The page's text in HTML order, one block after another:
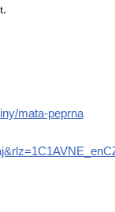
mata-peprna